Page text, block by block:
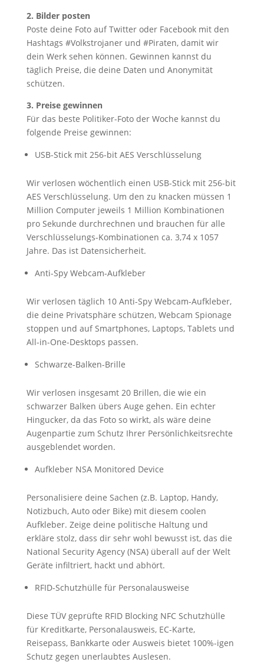
2. Bilder posten
Poste deine Foto auf Twitter oder Facebook mit den
Hashtags #Volkstrojaner und #Piraten, damit wir
dein Werk sehen können. Gewinnen kannst du
täglich Preise, die deine Daten und Anonymität
schützen.
3. Preise gewinnen
Für das beste Politiker-Foto der Woche kannst du
folgende Preise gewinnen:
USB-Stick mit 256-bit AES Verschlüsselung
Wir verlosen wöchentlich einen USB-Stick mit 256-bit
AES Verschlüsselung. Um den zu knacken müssen 1
Million Computer jeweils 1 Million Kombinationen
pro Sekunde durchrechnen und brauchen für alle
Verschlüsselungs-Kombinationen ca. 3,74 x 1057
Jahre. Das ist Datensicherheit.
Anti-Spy Webcam-Aufkleber
Wir verlosen täglich 10 Anti-Spy Webcam-Aufkleber,
die deine Privatsphäre schützen, Webcam Spionage
stoppen und auf Smartphones, Laptops, Tablets und
All-in-One-Desktops passen.
Schwarze-Balken-Brille
Wir verlosen insgesamt 20 Brillen, die wie ein
schwarzer Balken übers Auge gehen. Ein echter
Hingucker, da das Foto so wirkt, als wäre deine
Augenpartie zum Schutz Ihrer Persönlichkeitsrechte
ausgeblendet worden.
Aufkleber NSA Monitored Device
Personalisiere deine Sachen (z.B. Laptop, Handy,
Notizbuch, Auto oder Bike) mit diesem coolen
Aufkleber. Zeige deine politische Haltung und
erkläre stolz, dass dir sehr wohl bewusst ist, das die
National Security Agency (NSA) überall auf der Welt
Geräte infiltriert, hackt und abhört.
RFID-Schutzhülle für Personalausweise
Diese TÜV geprüfte RFID Blocking NFC Schutzhülle
für Kreditkarte, Personalausweis, EC-Karte,
Reisepass, Bankkarte oder Ausweis bietet 100%-igen
Schutz gegen unerlaubtes Auslesen.